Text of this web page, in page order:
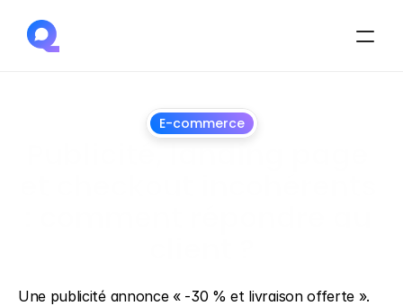
E-commerce
Une publicité annonce « -30 % et livraison offerte ».